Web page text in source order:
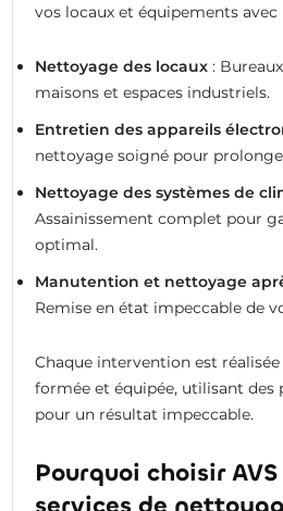
vos locaux et équipements
Nettoyage des locaux:
maisons et espaces industriels.
Entretien des appareils
nettoyage soigné pour
Nettoyage des systèmes de
Assainissement complet pour
optimal.
Manutention et nettoyage
Remise en état impeccable de
Chaque intervention est
formée et équipée, utilisant des
pour un résultat impeccable.
Pourquoi choisir